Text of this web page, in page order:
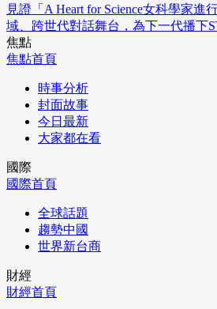
見證「A Heart for Science女科學家進
域、跨世代對話舞台，為下一代播下
焦點
焦點首頁
時事分析
封面故事
今日最新
大家都在看
國際
國際首頁
全球話題
趨勢中國
世界新台商
財經
財經首頁